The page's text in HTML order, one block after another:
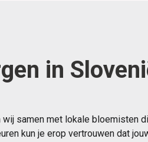
in
samen met lokale bloemisten
kun je erop vertrouwen dat